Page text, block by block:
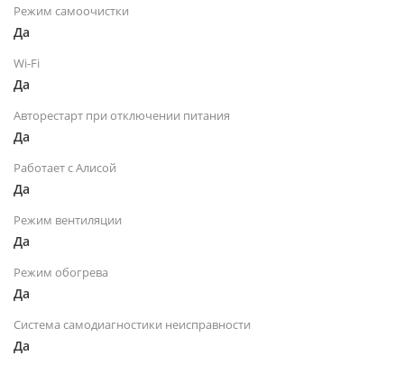
Режим самоочистки
Да
Wi-Fi
Да
Авторестарт при отключении питания
Да
Работает с Алисой
Да
Режим вентиляции
Да
Режим обогрева
Да
Система самодиагностики неисправности
Да